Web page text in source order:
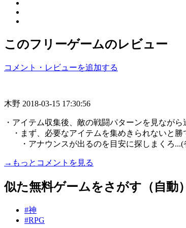
このフリーゲームのレビュー
コメント・レビューを追加する
木野 2018-03-15 17:30:56
・アイテム収集後、敵の戦闘パターンを見なが
・まず、必要なアイテムを集めきられないと勝
・アナウンスが出るのを目安に探しまくろ...(
→もっとコメントを見る
似た無料ゲームをさがす（自動）
#神
#RPG